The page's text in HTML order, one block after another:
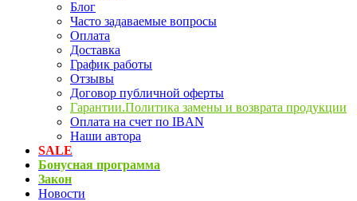
Блог
Часто задаваемые вопросы
Оплата
Доставка
График работы
Отзывы
Договор публичной оферты
Гарантии.Политика замены и возврата продукции
Оплата на счет по IBAN
Наши автора
SALE
Бонусная программа
Закон
Новости